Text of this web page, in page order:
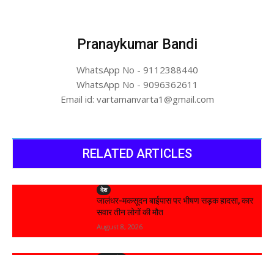
Pranaykumar Bandi
WhatsApp No - 9112388440
WhatsApp No - 9096362611
Email id: vartamanvarta1@gmail.com
RELATED ARTICLES
देश
जालंधर-मकसूदन बाईपास पर भीषण सड़क हादसा, कार
सवार तीन लोगों की मौत
August 8, 2026